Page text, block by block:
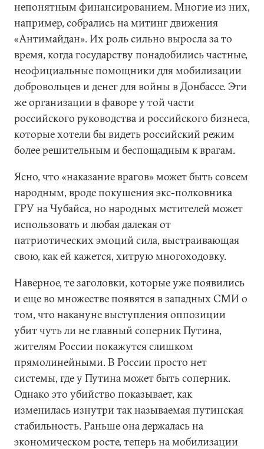
непонятным финансированием. Многие из них,
например, собрались на митинг движения
«Антимайдан». Их роль сильно выросла за то
время, когда государству понадобились частные,
неофициальные помощники для мобилизации
добровольцев и денег для войны в Донбассе. Эти
же организации в фаворе у той части
российского руководства и российского бизнеса,
которые хотели бы видеть российский режим
более решительным и беспощадным к врагам.
Ясно, что «наказание врагов» может быть совсем
народным, вроде покушения экс-полковника
ГРУ на Чубайса, но народных мстителей может
использовать и любая далекая от
патриотических эмоций сила, выстраивающая
свою, как ей кажется, хитрую многоходовку.
Наверное, те заголовки, которые уже появились
и еще во множестве появятся в западных СМИ о
том, что накануне выступления оппозиции
убит чуть ли не главный соперник Путина,
жителям России покажутся слишком
прямолинейными. В России просто нет
системы, где у Путина может быть соперник.
Однако это убийство показывает, как
изменилась изнутри так называемая путинская
стабильность. Раньше она держалась на
экономическом росте, теперь на мобилизации